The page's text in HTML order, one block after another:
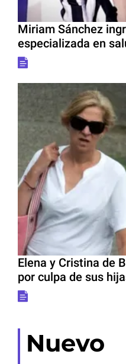
Miriam Sánchez
especializada en
Elena y Cristina de
por culpa de sus
Nuevo